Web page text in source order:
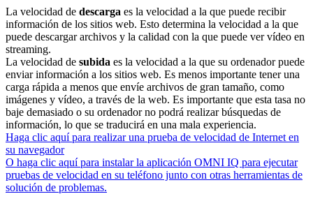
La velocidad de descarga es la velocidad a la que puede recibir
información de los sitios web. Esto determina la velocidad a la que
puede descargar archivos y la calidad con la que puede ver vídeo en
streaming.
La velocidad de subida es la velocidad a la que su ordenador puede
enviar información a los sitios web. Es menos importante tener una
carga rápida a menos que envíe archivos de gran tamaño, como
imágenes y vídeo, a través de la web. Es importante que esta tasa no
baje demasiado o su ordenador no podrá realizar búsquedas de
información, lo que se traducirá en una mala experiencia.
Haga clic aquí para realizar una prueba de velocidad de Internet en
su navegador
O haga clic aquí para instalar la aplicación OMNI IQ para ejecutar
pruebas de velocidad en su teléfono junto con otras herramientas de
solución de problemas.